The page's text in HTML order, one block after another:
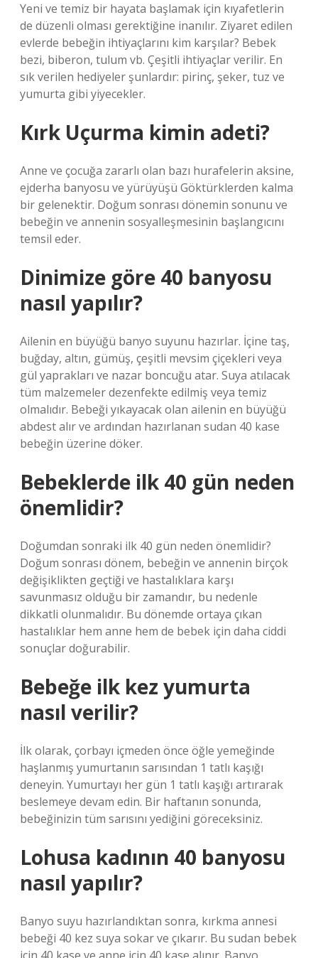
Yeni ve temiz bir hayata başlamak için kıyafetlerin
de düzenli olması gerektiğine inanılır. Ziyaret edilen
evlerde bebeğin ihtiyaçlarını kim karşılar? Bebek
bezi, biberon, tulum vb. Çeşitli ihtiyaçlar verilir. En
sık verilen hediyeler şunlardır: pirinç, şeker, tuz ve
yumurta gibi yiyecekler.
Kırk Uçurma kimin adeti?
Anne ve çocuğa zararlı olan bazı hurafelerin aksine,
ejderha banyosu ve yürüyüşü Göktürklerden kalma
bir gelenektir. Doğum sonrası dönemin sonunu ve
bebeğin ve annenin sosyalleşmesinin başlangıcını
temsil eder.
Dinimize göre 40 banyosu
nasıl yapılır?
Ailenin en büyüğü banyo suyunu hazırlar. İçine taş,
buğday, altın, gümüş, çeşitli mevsim çiçekleri veya
gül yaprakları ve nazar boncuğu atar. Suya atılacak
tüm malzemeler dezenfekte edilmiş veya temiz
olmalıdır. Bebeği yıkayacak olan ailenin en büyüğü
abdest alır ve ardından hazırlanan sudan 40 kase
bebeğin üzerine döker.
Bebeklerde ilk 40 gün neden
önemlidir?
Doğumdan sonraki ilk 40 gün neden önemlidir?
Doğum sonrası dönem, bebeğin ve annenin birçok
değişiklikten geçtiği ve hastalıklara karşı
savunmasız olduğu bir zamandır, bu nedenle
dikkatli olunmalıdır. Bu dönemde ortaya çıkan
hastalıklar hem anne hem de bebek için daha ciddi
sonuçlar doğurabilir.
Bebeğe ilk kez yumurta
nasıl verilir?
İlk olarak, çorbayı içmeden önce öğle yemeğinde
haşlanmış yumurtanın sarısından 1 tatlı kaşığı
deneyin. Yumurtayı her gün 1 tatlı kaşığı artırarak
beslemeye devam edin. Bir haftanın sonunda,
bebeğinizin tüm sarısını yediğini göreceksiniz.
Lohusa kadının 40 banyosu
nasıl yapılır?
Banyo suyu hazırlandıktan sonra, kırkma annesi
bebeği 40 kez suya sokar ve çıkarır. Bu sudan bebek